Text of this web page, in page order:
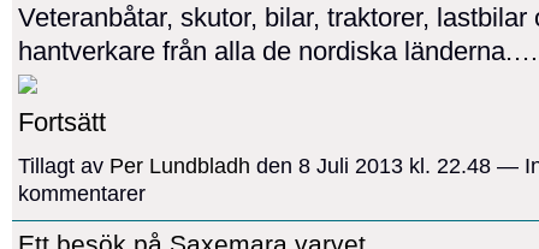
Veteranbåtar, skutor, bilar, traktorer, lastbilar
hantverkare från alla de nordiska länderna.…
Fortsätt
Tillagt av Per Lundbladh den 8 Juli 2013 kl. 22.48 —
kommentarer